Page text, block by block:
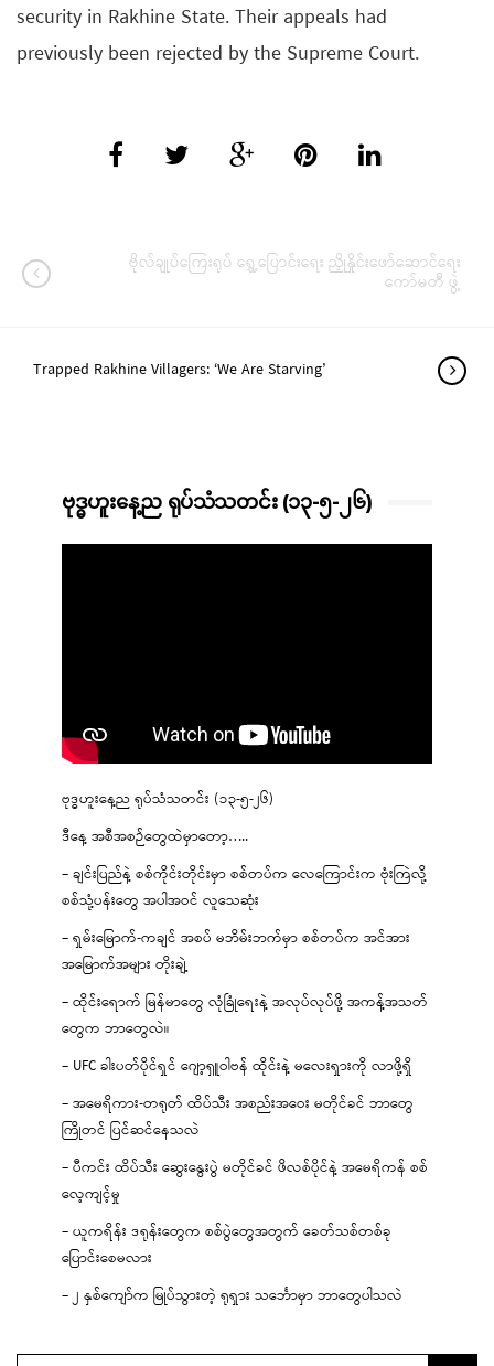
security in Rakhine State. Their appeals had
previously been rejected by the Supreme Court.
ဗိုလ်ချုပ်ကြေးရုပ် ရွှေ့ပြောင်းရေး ညှိုနှိုင်းဖော်ဆောင်ရေး
ကော်မတီ ဖွဲ့
Trapped Rakhine Villagers: ‘We Are Starving’
ဗုဒ္ဓဟူးနေ့ည ရုပ်သံသတင်း (၁၃-၅-၂၆)
ဗုဒ္ဓဟူးနေ့ည ရုပ်သံသတင်း (၁၃-၅-၂၆)
ဒီနေ့ အစီအစဉ်တွေထဲမှာတော့…..
– ချင်းပြည်နဲ့ စစ်ကိုင်းတိုင်းမှာ စစ်တပ်က လေကြောင်းက ဗုံးကြဲလို့
စစ်သုံ့ပန်းတွေ အပါအဝင် လူသေဆုံး
– ရှမ်းမြောက်-ကချင် အစပ် မဘိမ်းဘက်မှာ စစ်တပ်က အင်အား
အမြောက်အများ တိုးချဲ့
– ထိုင်းရောက် မြန်မာတွေ လုံခြုံရေးနဲ့ အလုပ်လုပ်ဖို့ အကန့်အသတ်
တွေက ဘာတွေလဲ။
– UFC ခါးပတ်ပိုင်ရှင် ဂျော့ရှူဝါဗန် ထိုင်းနဲ့ မလေးရှားကို လာဖို့ရှိ
– အမေရိကား-တရုတ် ထိပ်သီး အစည်းအဝေး မတိုင်ခင် ဘာတွေ
ကြိုတင် ပြင်ဆင်နေသလဲ
– ပီကင်း ထိပ်သီး ဆွေးနွေးပွဲ မတိုင်ခင် ဖိလစ်ပိုင်နဲ့ အမေရိကန် စစ်
လေ့ကျင့်မှု
– ယူကရိန်း ဒရုန်းတွေက စစ်ပွဲတွေအတွက် ခေတ်သစ်တစ်ခု
ပြောင်းစေမလား
– ၂ နှစ်ကျော်က မြုပ်သွားတဲ့ ရုရှား သင်္ဘောမှာ ဘာတွေပါသလဲ